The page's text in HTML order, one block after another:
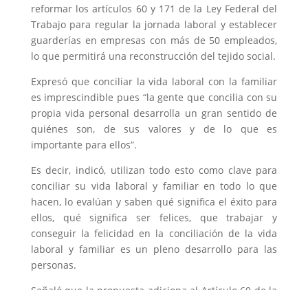
reformar los artículos 60 y 171 de la Ley Federal del
Trabajo para regular la jornada laboral y establecer
guarderías en empresas con más de 50 empleados,
lo que permitirá una reconstrucción del tejido social.
Expresó que conciliar la vida laboral con la familiar
es imprescindible pues “la gente que concilia con su
propia vida personal desarrolla un gran sentido de
quiénes son, de sus valores y de lo que es
importante para ellos”.
Es decir, indicó, utilizan todo esto como clave para
conciliar su vida laboral y familiar en todo lo que
hacen, lo evalúan y saben qué significa el éxito para
ellos, qué significa ser felices, que trabajar y
conseguir la felicidad en la conciliación de la vida
laboral y familiar es un pleno desarrollo para las
personas.